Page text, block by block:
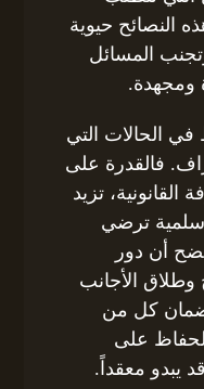
النصائح حيوية
المسائل
ومجهدة.
الحالات التي
فالقدرة على
القانونية، تزيد
ترضي
أن دور
الأجانب
ضمان كل من
على
يبدو معقداً.